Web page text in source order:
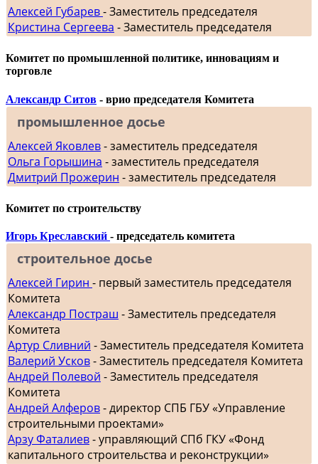
Алексей Губарев- Заместитель председателя
Кристина Сергеева - Заместитель председателя
Комитет по промышленной политике, инновациям и
торговле
Александр Ситов - врио председателя Комитета
промышленное досье
Алексей Яковлев- заместитель председателя
Ольга Горышина - заместитель председателя
Дмитрий Прожерин - заместитель председателя
Комитет по строительству
Игорь Креславский - председатель комитета
строительное досье
Алексей Гирин - первый заместитель председателя
Комитета
Александр Постраш - Заместитель председателя
Комитета
Артур Сливний - Заместитель председателя Комитета
Валерий Усков- Заместитель председателя Комитета
Андрей Полевой - Заместитель председателя
Комитета
Андрей Алферов- директор СПБ ГБУ «Управление
строительными проектами»
Арзу Фаталиев- управляющий СПб ГКУ «Фонд
капитального строительства и реконструкции»